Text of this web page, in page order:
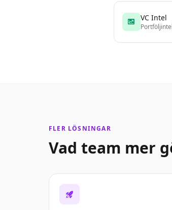
VC Intel
FLER LÖSNINGAR
Vad team mer